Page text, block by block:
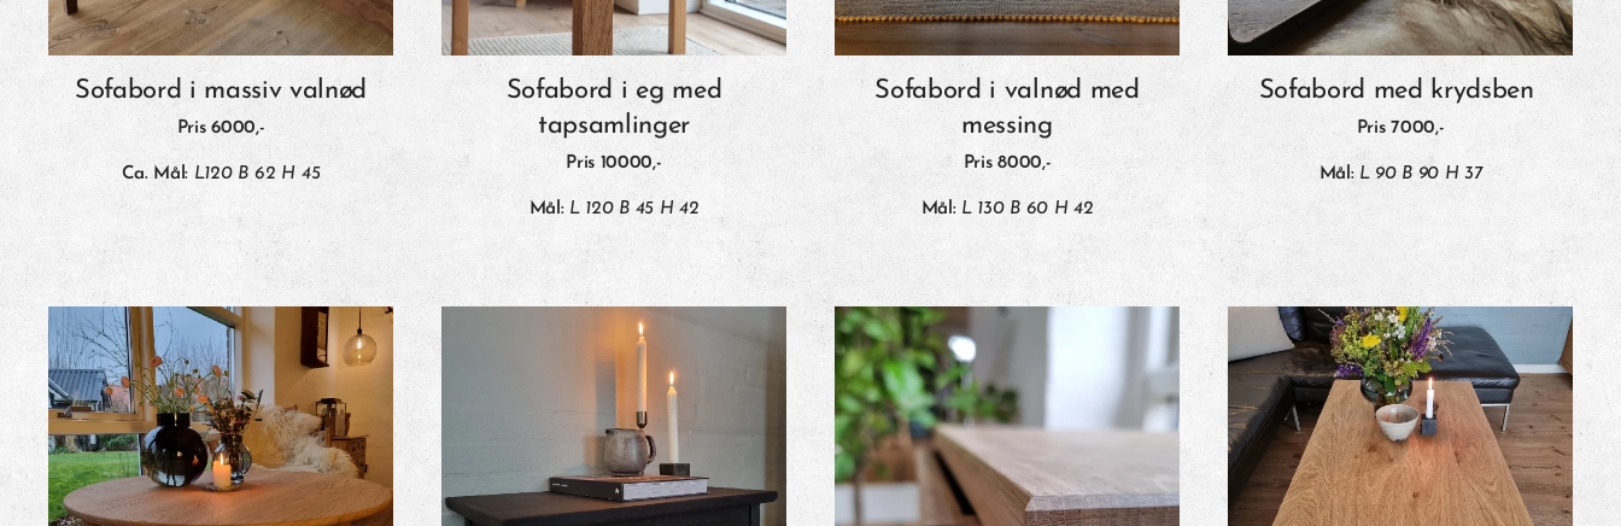
Sofabord i massiv valnød
Pris 6000,-
Ca. Mål: L120 B 62 H 45
Sofabord i eg med
tapsamlinger
Pris 10000,-
Mål: L 120 B 45 H 42
Sofabord i valnød med
messing
Pris 8000,-
Mål: L 130 B 60 H 42
Sofabord med krydsben
Pris 7000,-
Mål: L 90 B 90 H 37